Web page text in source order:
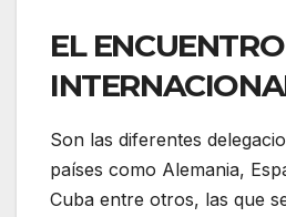
EL
Son las diferentes
países como Alemania,
Cuba entre otros, las que